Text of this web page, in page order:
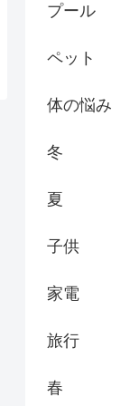
プール
ペット
体の悩み
冬
夏
子供
家電
旅行
春